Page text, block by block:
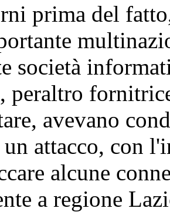
prima del
società
peraltro
avevano
attacco, con
alcune
a regione